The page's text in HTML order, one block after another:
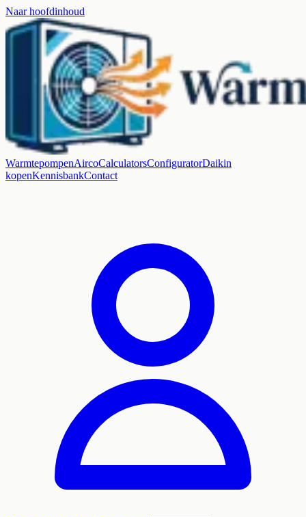
Naar hoofdinhoud
WarmtepompenAircoCalculatorsConfiguratorDaikin
kopenKennisbankContact